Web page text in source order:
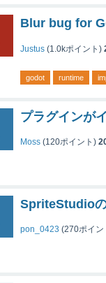
Blur bug for
Justus (1.0kポイント)
godot runtime
プラグインが
Moss (120ポイント)
SpriteStudio
pon_0423 (270ポイン